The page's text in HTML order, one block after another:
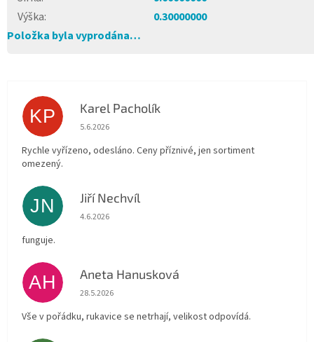
Výška:
0.30000000
Položka byla vyprodána…
KP Karel Pacholík
Hodnocení obchodu je 4 z 5 hvězdiček.
5.6.2026
Rychle vyřízeno, odesláno. Ceny příznivé, jen sortiment
omezený.
JN Jiří Nechvíl
Hodnocení obchodu je 5 z 5 hvězdiček.
4.6.2026
funguje.
AH Aneta Hanusková
Hodnocení obchodu je 5 z 5 hvězdiček.
28.5.2026
Vše v pořádku, rukavice se netrhají, velikost odpovídá.